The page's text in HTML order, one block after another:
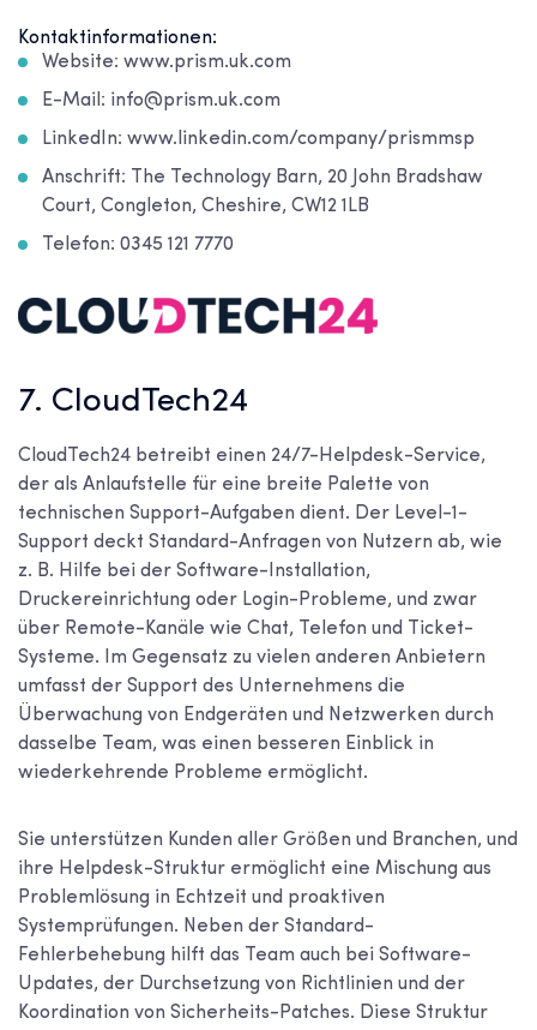
Kontaktinformationen:
Website: www.prism.uk.com
E-Mail: info@prism.uk.com
LinkedIn: www.linkedin.com/company/prismmsp
Anschrift: The Technology Barn, 20 John Bradshaw
Court, Congleton, Cheshire, CW12 1LB
Telefon: 0345 121 7770
7. CloudTech24
CloudTech24 betreibt einen 24/7-Helpdesk-Service,
der als Anlaufstelle für eine breite Palette von
technischen Support-Aufgaben dient. Der Level-1-
Support deckt Standard-Anfragen von Nutzern ab, wie
z. B. Hilfe bei der Software-Installation,
Druckereinrichtung oder Login-Probleme, und zwar
über Remote-Kanäle wie Chat, Telefon und Ticket-
Systeme. Im Gegensatz zu vielen anderen Anbietern
umfasst der Support des Unternehmens die
Überwachung von Endgeräten und Netzwerken durch
dasselbe Team, was einen besseren Einblick in
wiederkehrende Probleme ermöglicht.
Sie unterstützen Kunden aller Größen und Branchen, und
ihre Helpdesk-Struktur ermöglicht eine Mischung aus
Problemlösung in Echtzeit und proaktiven
Systemprüfungen. Neben der Standard-
Fehlerbehebung hilft das Team auch bei Software-
Updates, der Durchsetzung von Richtlinien und der
Koordination von Sicherheits-Patches. Diese Struktur